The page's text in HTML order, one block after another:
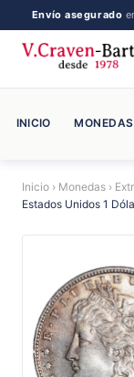
Envío asegurado
INICIO MONEDAS
Inicio › Monedas ›
Estados Unidos 1